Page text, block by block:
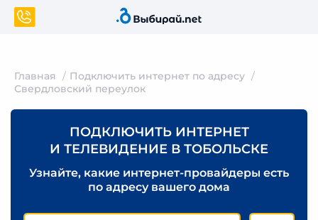
Главная
Подключить интернет по адресу
Свердловский переулок
ПОДКЛЮЧИТЬ ИНТЕРНЕТ
И ТЕЛЕВИДЕНИЕ В ТОБОЛЬСКЕ
Узнайте, какие интернет-провайдеры есть
по адресу вашего дома